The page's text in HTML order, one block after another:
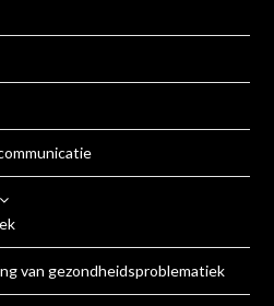
van gezondheidsproblematiek